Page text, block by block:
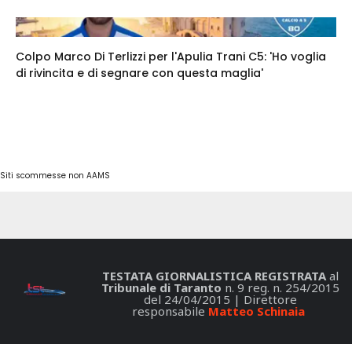
Colpo Marco Di Terlizzi per l'Apulia Trani C5: 'Ho voglia
di rivincita e di segnare con questa maglia'
Siti scommesse non AAMS
TESTATA GIORNALISTICA REGISTRATAal
Tribunale di Taranto n. 9 reg. n. 254/2015
del 24/04/2015 | Direttore
responsabile Matteo Schinaia